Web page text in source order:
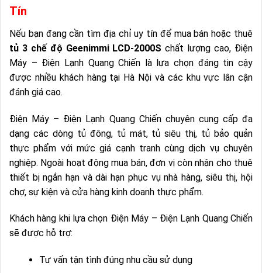
Tín
Nếu bạn đang cần tìm địa chỉ uy tín để mua bán hoặc thuê
tủ 3 chế độ Geenimmi LCD-2000S chất lượng cao, Điện
Máy – Điện Lạnh Quang Chiến là lựa chọn đáng tin cậy
được nhiều khách hàng tại Hà Nội và các khu vực lân cận
đánh giá cao.
Điện Máy – Điện Lạnh Quang Chiến chuyên cung cấp đa
dạng các dòng tủ đông, tủ mát, tủ siêu thị, tủ bảo quản
thực phẩm với mức giá cạnh tranh cùng dịch vụ chuyên
nghiệp. Ngoài hoạt động mua bán, đơn vị còn nhận cho thuê
thiết bị ngắn hạn và dài hạn phục vụ nhà hàng, siêu thị, hội
chợ, sự kiện và cửa hàng kinh doanh thực phẩm.
Khách hàng khi lựa chọn Điện Máy – Điện Lạnh Quang Chiến
sẽ được hỗ trợ:
Tư vấn tận tình đúng nhu cầu sử dụng